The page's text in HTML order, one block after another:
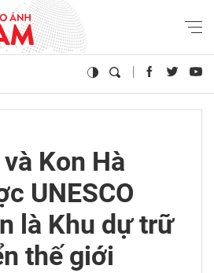
Kon Hà
UNESCO
là Khu dự trữ
thế giới